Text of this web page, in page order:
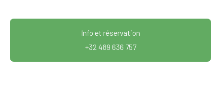
Info et réservation
+32 489 636 757